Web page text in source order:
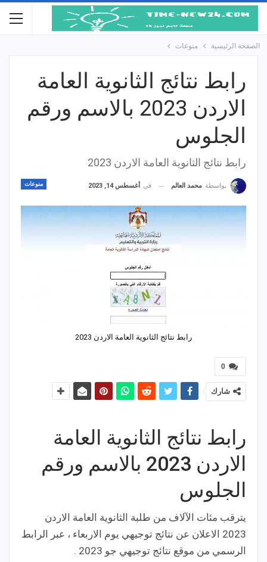
الصفحة الرئيسية منوعات
رابط نتائج الثانوية العامة
الاردن 2023 بالاسم ورقم
الجلوس
رابط نتائج الثانوية العامة الاردن 2023
منوعات بواسطة محمد العالم في أغسطس 14, 2023
رابط نتائج الثانوية العامة الاردن 2023
0
شارك
رابط نتائج الثانوية العامة
الاردن 2023 بالاسم ورقم
الجلوس
يترقب مئات الآلاف من طلبة الثانوية العامة الاردن
2023 الاعلان عن نتائج توجيهي يوم الاربعاء ، عبر الرابط
الرسمي من موقع نتائج توجيهي جو 2023 .